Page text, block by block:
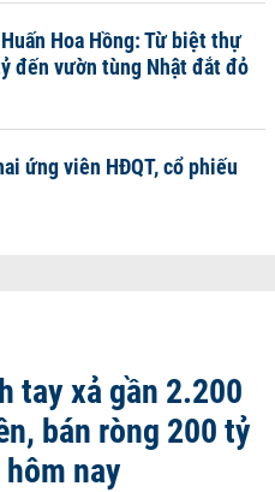
Hoa Hồng: Từ biệt thự
đến vườn tùng Nhật đắt đỏ
ứng viên HĐQT, cổ phiếu
tay xả gần 2.200
bán ròng 200 tỷ
nay